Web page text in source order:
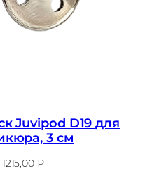
Juvipod D19 для
3 см
1215,00 ₽